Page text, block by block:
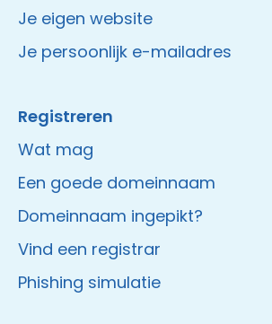
Je eigen website
Je persoonlijk e-mailadres
Registreren
Wat mag
Een goede domeinnaam
Domeinnaam ingepikt?
Vind een registrar
Phishing simulatie